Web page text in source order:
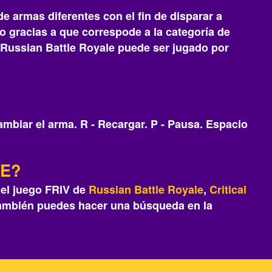
armas diferentes con el fin de disparar a
gracias a que correspode a la categoría de
Battle Royale puede ser jugado por
el arma. R - Recargar. P - Pausa. Espacio
juego FRIV de Russian Battle Royale, Critical
puedes hacer una búsqueda en la